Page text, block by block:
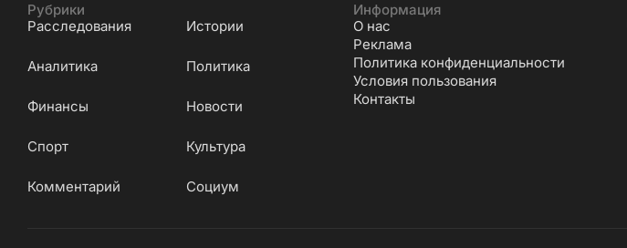
Рубрики
Расследования
Истории
Аналитика Политика
Финансы Новости
Cпорт Культура
Комментарий Социум
Информация
О нас
Реклама
Политика конфиденциальности
Условия пользования
Контакты